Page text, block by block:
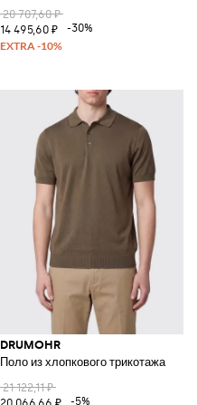
20 707,60 ₽
14 495,60 ₽
-30%
DRUMOHR
Поло из хлопкового трикотажа
21 122,11 ₽
-5%